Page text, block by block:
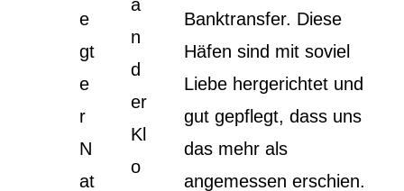
e
gt
e
r
N
at
a
n
d
er
Kl
o
Banktransfer. Diese
Häfen sind mit soviel
Liebe hergerichtet und
gut gepflegt, dass uns
das mehr als
angemessen erschien.